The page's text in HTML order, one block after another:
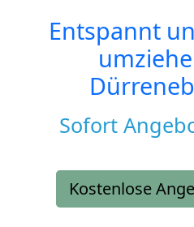
Entspannt
Sofort
Kostenlose